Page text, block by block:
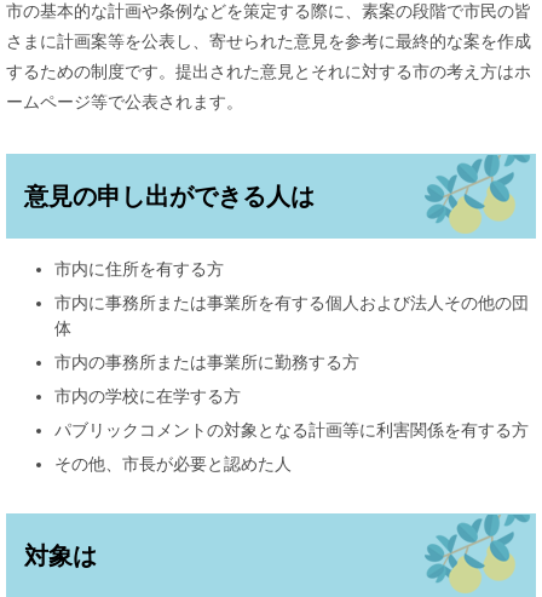
市の基本的な計画や条例などを策定する際に、素案の段階で市民の皆
さまに計画案等を公表し、寄せられた意見を参考に最終的な案を作成
するための制度です。提出された意見とそれに対する市の考え方はホ
ームページ等で公表されます。
意見の申し出ができる人は
市内に住所を有する方
市内に事務所または事業所を有する個人および法人その他の団
体
市内の事務所または事業所に勤務する方
市内の学校に在学する方
パブリックコメントの対象となる計画等に利害関係を有する方
その他、市長が必要と認めた人
対象は